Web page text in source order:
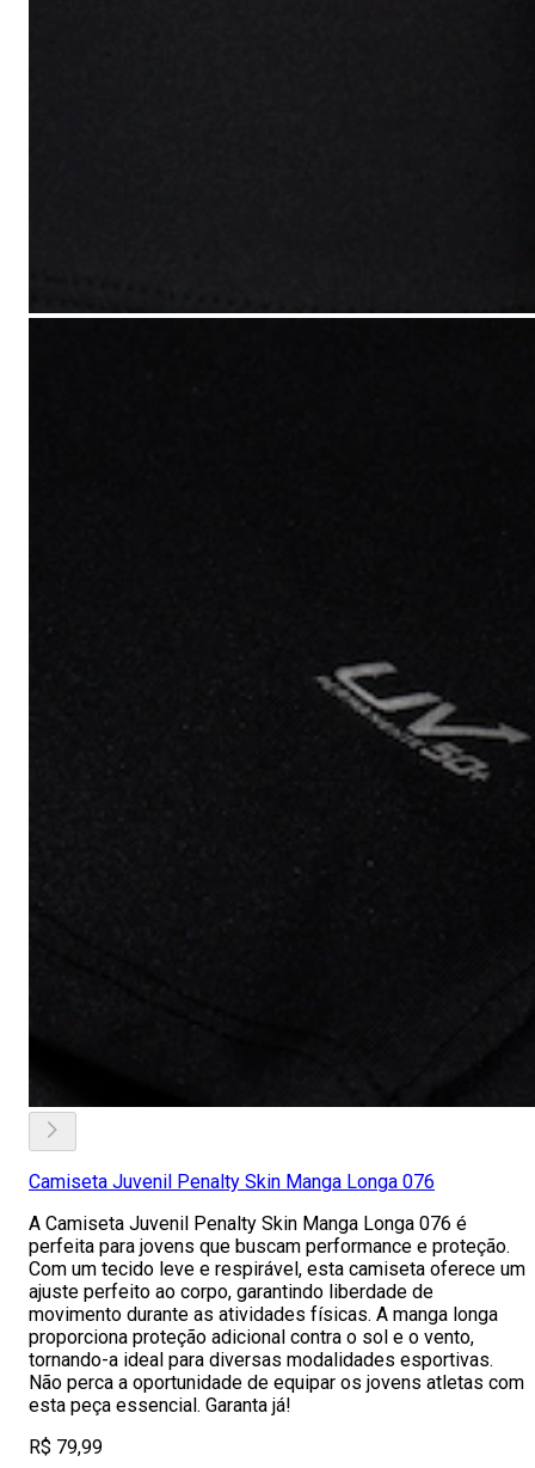
Camiseta Juvenil Penalty Skin Manga Longa 076
A Camiseta Juvenil Penalty Skin Manga Longa 076 é
perfeita para jovens que buscam performance e proteção.
Com um tecido leve e respirável, esta camiseta oferece um
ajuste perfeito ao corpo, garantindo liberdade de
movimento durante as atividades físicas. A manga longa
proporciona proteção adicional contra o sol e o vento,
tornando-a ideal para diversas modalidades esportivas.
Não perca a oportunidade de equipar os jovens atletas com
esta peça essencial. Garanta já!
R$ 79,99